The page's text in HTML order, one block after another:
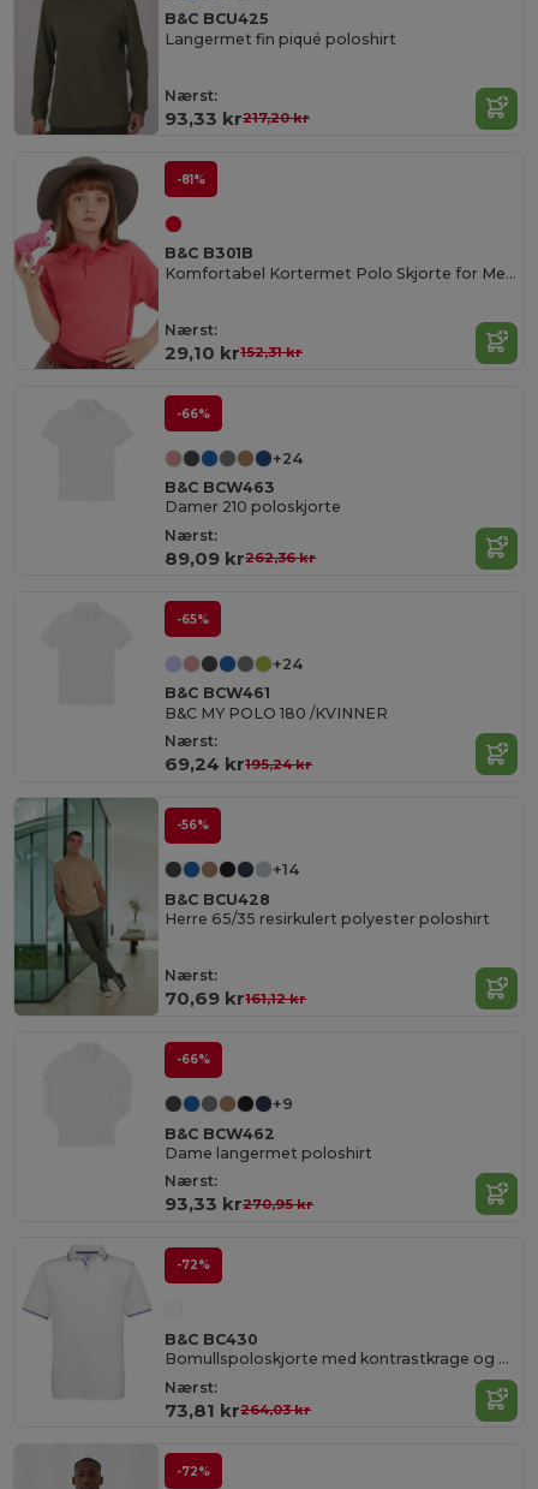
B&C BCU425
Langermet fin piqué poloshirt
Nærst:
93,33 kr217,20 kr
-81%
B&C B301B
Komfortabel Kortermet Polo Skjorte for Menn
Nærst:
29,10 kr152,31 kr
-66%
+24
B&C BCW463
Damer 210 poloskjorte
Nærst:
89,09 kr262,36 kr
-65%
+24
B&C BCW461
B&C MY POLO 180 /KVINNER
Nærst:
69,24 kr195,24 kr
-56%
+14
B&C BCU428
Herre 65/35 resirkulert polyester poloshirt
Nærst:
70,69 kr161,12 kr
-66%
+9
B&C BCW462
Dame langermet poloshirt
Nærst:
93,33 kr270,95 kr
-72%
B&C BC430
Bomullspoloskjorte med kontrastkrage og ermer
Nærst:
73,81 kr264,03 kr
-72%